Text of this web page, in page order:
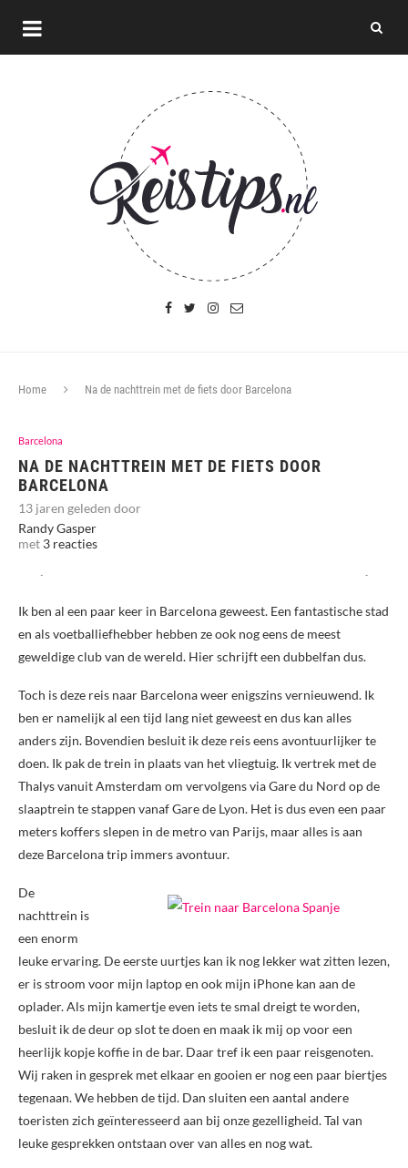
Home Na de nachttrein met de fiets door Barcelona
Barcelona
NA DE NACHTTREIN MET DE FIETS DOOR
BARCELONA
13 jaren geleden door
Randy Gasper
met 3 reacties
Ik ben al een paar keer in Barcelona geweest. Een fantastische stad
en als voetballiefhebber hebben ze ook nog eens de meest
geweldige club van de wereld. Hier schrijft een dubbelfan dus.
Toch is deze reis naar Barcelona weer enigszins vernieuwend. Ik
ben er namelijk al een tijd lang niet geweest en dus kan alles
anders zijn. Bovendien besluit ik deze reis eens avontuurlijker te
doen. Ik pak de trein in plaats van het vliegtuig. Ik vertrek met de
Thalys vanuit Amsterdam om vervolgens via Gare du Nord op de
slaaptrein te stappen vanaf Gare de Lyon. Het is dus even een paar
meters koffers slepen in de metro van Parijs, maar alles is aan
deze Barcelona trip immers avontuur.
De
nachttrein is
een enorm
leuke ervaring. De eerste uurtjes kan ik nog lekker wat zitten lezen,
er is stroom voor mijn laptop en ook mijn iPhone kan aan de
oplader. Als mijn kamertje even iets te smal dreigt te worden,
besluit ik de deur op slot te doen en maak ik mij op voor een
heerlijk kopje koffie in de bar. Daar tref ik een paar reisgenoten.
Wij raken in gesprek met elkaar en gooien er nog een paar biertjes
tegenaan. We hebben de tijd. Dan sluiten een aantal andere
toeristen zich geïnteresseerd aan bij onze gezelligheid. Tal van
leuke gesprekken ontstaan over van alles en nog wat.